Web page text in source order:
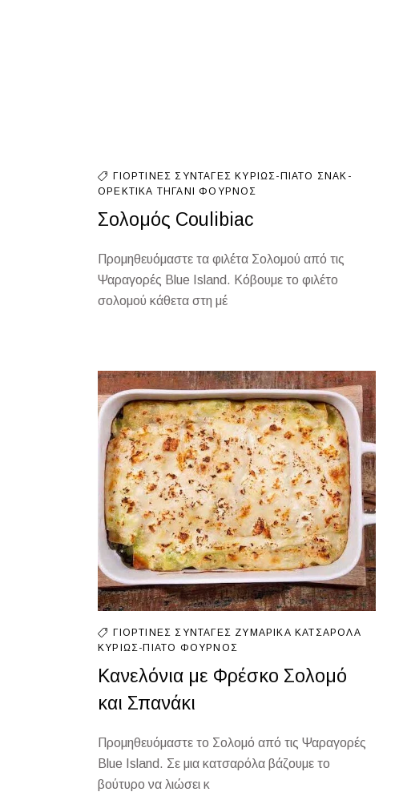
ΓΙΟΡΤΙΝΈΣ ΣΥΝΤΑΓΈΣ ΚΥΡΊΩΣ-ΠΙΆΤΟ ΣΝΑΚ-
ΟΡΕΚΤΙΚΆ ΤΗΓΆΝΙΦΟΎΡΝΟΣ
Σολομός Coulibiac
Προμηθευόμαστε τα φιλέτα Σολομού από τις
Ψαραγορές Blue Island. Κόβουμε το φιλέτο
σολομού κάθετα στη μέ
ΓΙΟΡΤΙΝΈΣ ΣΥΝΤΑΓΈΣ ΖΥΜΑΡΙΚΆ ΚΑΤΣΑΡΌΛΑ
ΚΥΡΊΩΣ-ΠΙΆΤΟ ΦΟΎΡΝΟΣ
Κανελόνια με Φρέσκο Σολομό
και Σπανάκι
Προμηθευόμαστε το Σολομό από τις Ψαραγορές
Blue Island. Σε μια κατσαρόλα βάζουμε το
βούτυρο να λιώσει κ